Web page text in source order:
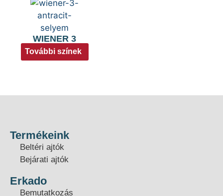
WIENER 3
További színek
Termékeink
Beltéri ajtók
Bejárati ajtók
Erkado
Bemutatkozás